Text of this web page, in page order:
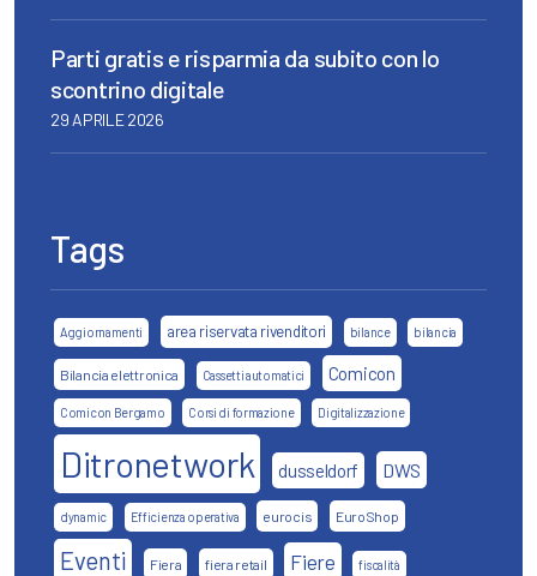
Parti gratis e risparmia da subito con lo
scontrino digitale
29 APRILE 2026
Tags
Aggiornamenti area riservata rivenditori bilance bilancia
Bilancia elettronica Cassetti automatici Comicon
Comicon Bergamo Corsi di formazione Digitalizzazione
Ditronetwork dusseldorf DWS
dynamic Efficienza operativa eurocis EuroShop
Eventi Fiera fiera retail Fiere fiscalità